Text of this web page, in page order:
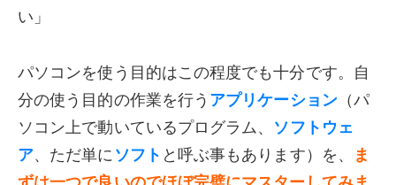
い」
パソコンを使う目的はこの程度でも十分です。自
分の使う目的の作業を行う アプリケーション（パ
ソコン上で動いているプログラム、 ソフトウェ
ア、ただ単に ソフト と呼ぶ事もあります）を、
ま